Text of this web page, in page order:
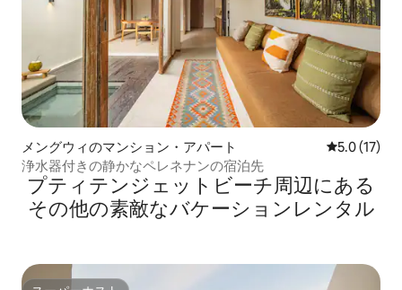
メングウィのマンション・アパート レビュー17
5.0 (17)
浄水器付きの静かなペレネナンの宿泊先
プティテンジェットビーチ⁠周⁠辺⁠に⁠あ⁠る
そ⁠の⁠他⁠の素⁠敵⁠なバ⁠ケ⁠ー⁠シ⁠ョ⁠ン⁠レ⁠ン⁠タ⁠ル